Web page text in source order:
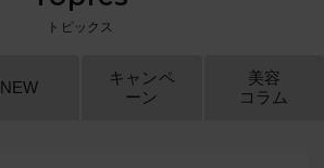
トピックス
NEW
キャンペ
ーン
美容
コラム